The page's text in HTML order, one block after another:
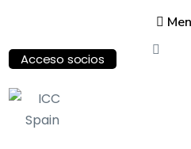
Acceso socios